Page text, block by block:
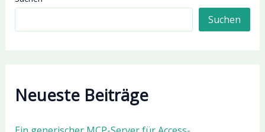
Suchen
Neueste Beiträge